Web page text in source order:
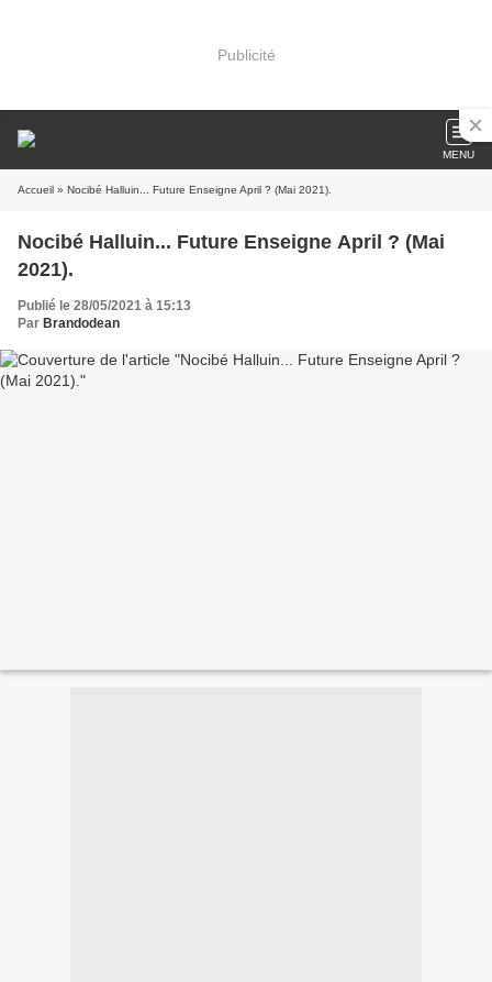
Publicité
MENU
Accueil » Nocibé Halluin... Future Enseigne April ? (Mai 2021).
Nocibé Halluin... Future Enseigne April ? (Mai
2021).
Publié le 28/05/2021 à 15:13
Par Brandodean